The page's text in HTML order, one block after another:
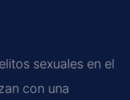
sexuales en el
con una